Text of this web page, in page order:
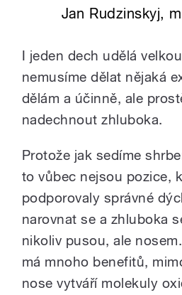
Jan Rudzinskyj,
I jeden dech udělá
nemusíme dělat nějaká
dělám a účinně, ale
nadechnout zhluboka.
Protože jak sedíme
to vůbec nejsou pozice,
podporovaly správné
narovnat se a zhluboka
nikoliv pusou, ale
má mnoho benefitů,
nose vytváří molekuly